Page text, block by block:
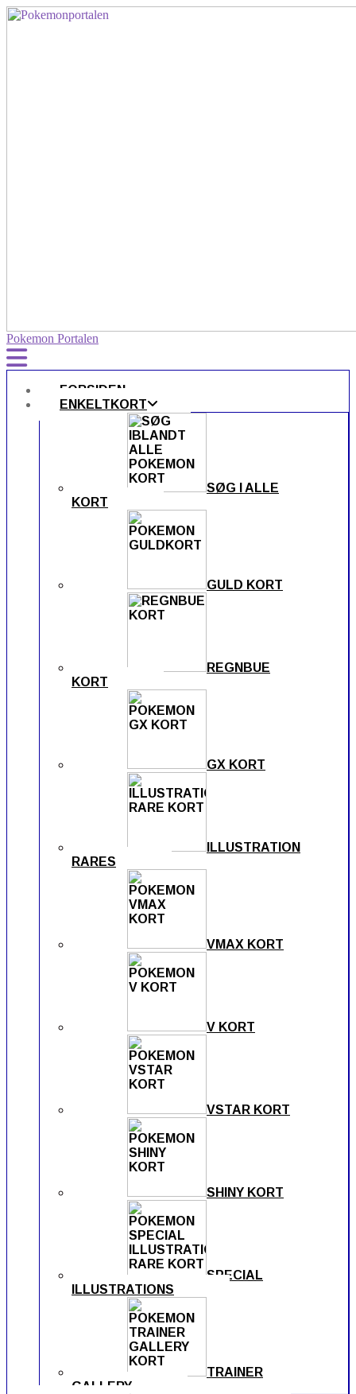
Pokemon Portalen
FORSIDEN
ENKELTKORT
SØG I ALLE
KORT
GULD KORT
REGNBUE
KORT
GX KORT
ILLUSTRATION
RARES
VMAX KORT
V KORT
VSTAR KORT
SHINY KORT
SPECIAL
ILLUSTRATIONS
TRAINER
GALLERY